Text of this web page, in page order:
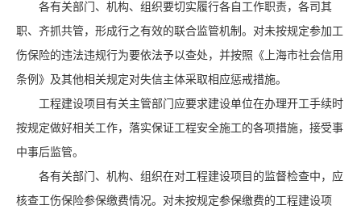
各有关部门、机构、组织要切实履行各自工作职责，各司其
职、齐抓共管，形成行之有效的联合监管机制。对未按规定参加工
伤保险的违法违规行为要依法予以查处，并按照《上海市社会信用
条例》及其他相关规定对失信主体采取相应惩戒措施。
工程建设项目有关主管部门应要求建设单位在办理开工手续时
按规定做好相关工作，落实保证工程安全施工的各项措施，接受事
中事后监管。
各有关部门、机构、组织在对工程建设项目的监督检查中，应
核查工伤保险参保缴费情况。对未按规定参保缴费的工程建设项